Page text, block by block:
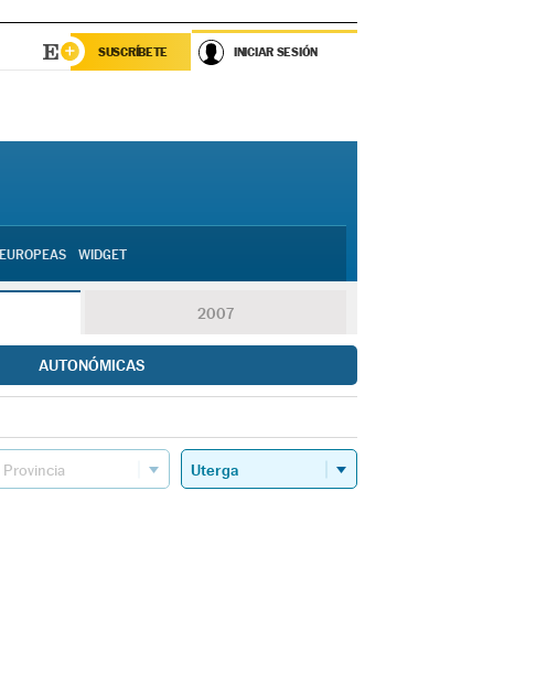
SUSCRÍBETE INICIAR SESIÓN
EUROPEAS WIDGET
2007
AUTONÓMICAS